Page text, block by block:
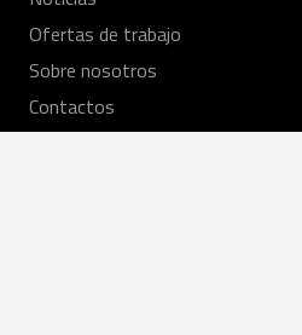
Ofertas de trabajo
Sobre nosotros
Contactos